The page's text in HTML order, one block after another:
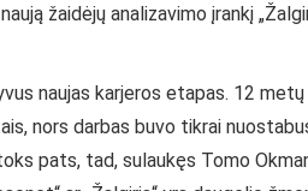
žaidėjų analizavimo įrankį
naujas karjeros etapas. 12
nors darbas buvo tikrai
pats, tad, sulaukęs Tomo